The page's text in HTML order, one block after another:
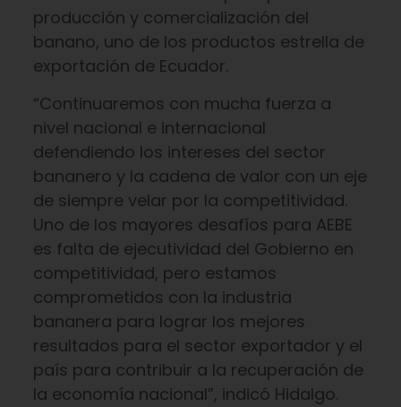
producción y comercialización del
banano, uno de los productos estrella de
exportación de Ecuador.
“Continuaremos con mucha fuerza a
nivel nacional e internacional
defendiendo los intereses del sector
bananero y la cadena de valor con un eje
de siempre velar por la competitividad.
Uno de los mayores desafíos para AEBE
es falta de ejecutividad del Gobierno en
competitividad, pero estamos
comprometidos con la industria
bananera para lograr los mejores
resultados para el sector exportador y el
país para contribuir a la recuperación de
la economía nacional”, indicó Hidalgo.